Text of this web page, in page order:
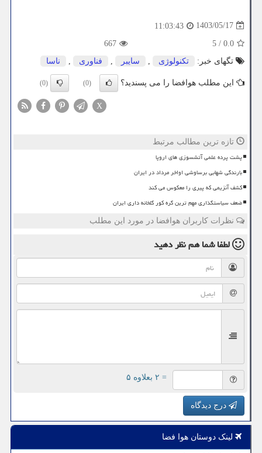
1403/05/17
11:03:43
0.0
/
5
667
تگهای خبر:
تكنولوژی , سایبر , فناوری , ناسا
این مطلب هوافضا را می پسندید؟ (0)
(0)
X
تازه ترین مطالب مرتبط
پشت پرده علمی آتشسوزی های اروپا
بارندگی شهابی برساوشی اواخر مرداد در ایران
کشف آنزیمی که پیری را معکوس می کند
ضعف سیاستگذاری مهم ترین گره کور گلخانه داری ایران
نظرات کاربران هوافضا در مورد این مطلب
لطفا شما همنظر دهید
= ۲ بعلاوه ۵
درج دیدگاه
لینک دوستان هوا فضا